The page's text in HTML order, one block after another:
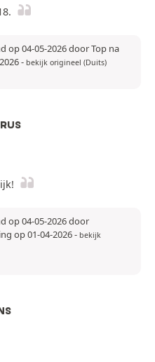
op 04-05-2026 door Top na
- bekijk origineel (Duits)
op 04-05-2026 door
op 01-04-2026- bekijk